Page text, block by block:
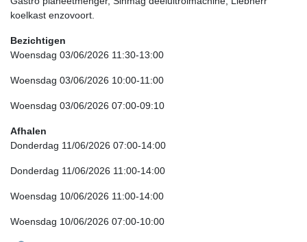
koelkast enzovoort.
Bezichtigen
Woensdag 03/06/2026 11:30-13:00
Woensdag 03/06/2026 10:00-11:00
Woensdag 03/06/2026 07:00-09:10
Afhalen
Donderdag 11/06/2026 07:00-14:00
Donderdag 11/06/2026 11:00-14:00
Woensdag 10/06/2026 11:00-14:00
Woensdag 10/06/2026 07:00-10:00